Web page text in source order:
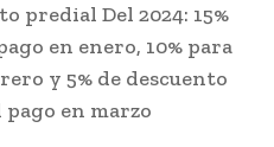
predial Del 2024: 15%
en enero, 10% para
y 5% de descuento
en marzo